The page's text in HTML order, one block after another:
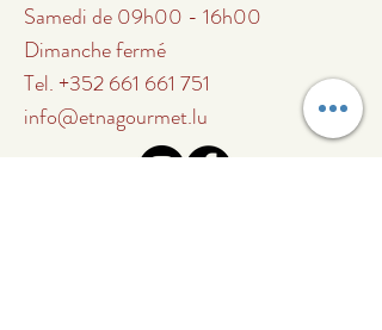
Samedi de 09h00 - 16h00
Dimanche fermé
Tel.+352 661 661 751
info@etnagourmet.lu